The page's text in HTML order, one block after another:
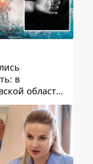
в
области
утонул